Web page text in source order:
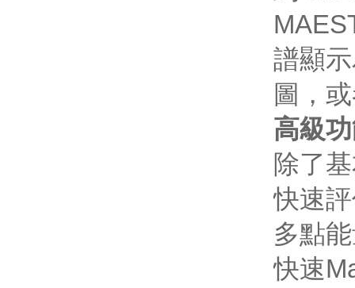
譜顯
圖，
高級
除了
快速
多點
快速